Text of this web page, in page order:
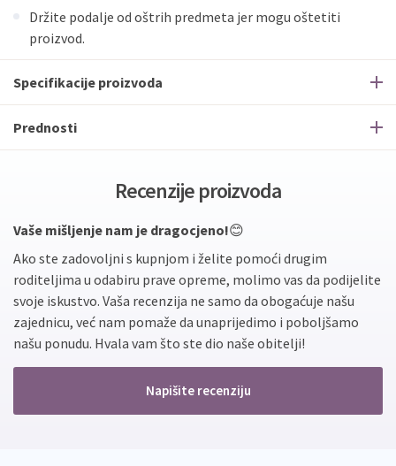
Držite podalje od oštrih predmeta jer mogu oštetiti
proizvod.
Specifikacije proizvoda
Prednosti
Recenzije proizvoda
Vaše mišljenje nam je dragocjeno!😊
Ako ste zadovoljni s kupnjom i želite pomoći drugim
roditeljima u odabiru prave opreme, molimo vas da podijelite
svoje iskustvo. Vaša recenzija ne samo da obogaćuje našu
zajednicu, već nam pomaže da unaprijedimo i poboljšamo
našu ponudu. Hvala vam što ste dio naše obitelji!
Napišite recenziju